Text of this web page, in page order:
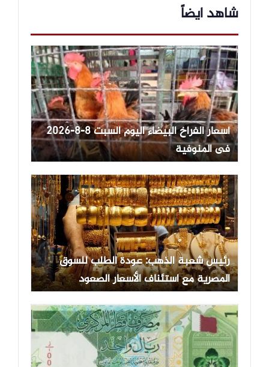
شاهد ايضاً
أسعار الفراخ البيضاء اليوم السبت 8-8-2026
فى المنوفية
رئيس شعبة الذهب: عودة الطلب للسوق
المصرية مع استئناف الأسعار الصعود